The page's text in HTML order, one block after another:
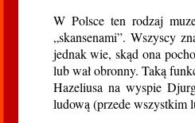
W Polsce ten rodzaj
„skansenami”. Wszyscy
jednak wie, skąd ona
lub wał obronny. Taką
Hazeliusa na wyspie
ludową (przede wszystkim